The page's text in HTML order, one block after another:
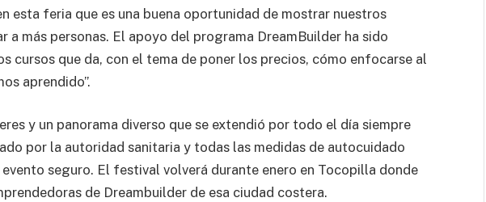
esta feria que es una buena oportunidad de mostrar nuestros
a más personas. El apoyo del programa DreamBuilder ha sido
cursos que da, con el tema de poner los precios, cómo enfocarse al
aprendido”.
y un panorama diverso que se extendió por todo el día siempre
por la autoridad sanitaria y todas las medidas de autocuidado
seguro. El festival volverá durante enero en Tocopilla donde
de Dreambuilder de esa ciudad costera.